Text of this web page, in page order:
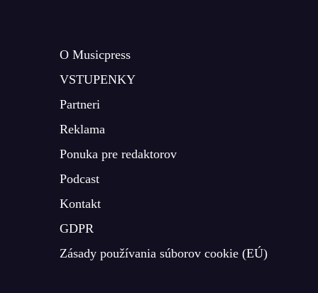
O Musicpress
VSTUPENKY
Partneri
Reklama
Ponuka pre redaktorov
Podcast
Kontakt
GDPR
Zásady používania súborov cookie (EÚ)